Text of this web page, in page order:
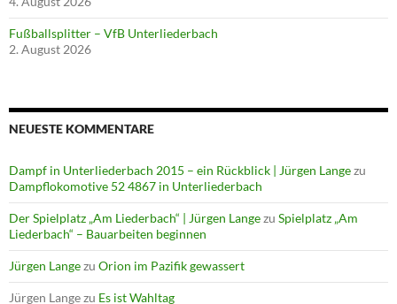
Fußballsplitter – VfB Unterliederbach
2. August 2026
NEUESTE KOMMENTARE
Dampf in Unterliederbach 2015 – ein Rückblick | Jürgen Langezu
Dampflokomotive 52 4867 in Unterliederbach
Der Spielplatz „Am Liederbach“ | Jürgen Langezu Spielplatz „Am
Liederbach“ – Bauarbeiten beginnen
Jürgen Langezu Orion im Pazifik gewassert
Jürgen Langezu Es ist Wahltag